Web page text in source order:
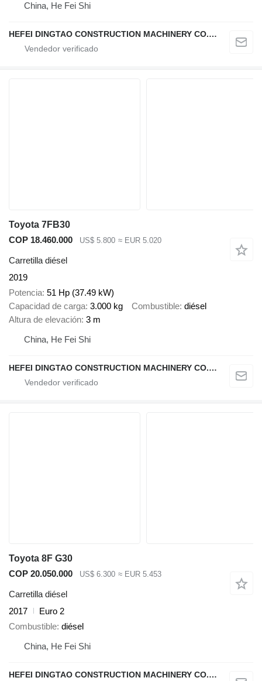
China, He Fei Shi
HEFEI DINGTAO CONSTRUCTION MACHINERY CO., LIMITED
Toyota 7FB30
COP 18.460.000
US$ 5.800 ≈ EUR 5.020
Carretilla diésel
2019
Potencia 51 Hp (37.49 kW)
Capacidad de carga 3.000 kg Combustible diésel
Altura de elevación 3 m
China, He Fei Shi
HEFEI DINGTAO CONSTRUCTION MACHINERY CO., LIMITED
Toyota 8F G30
COP 20.050.000
US$ 6.300 ≈ EUR 5.453
Carretilla diésel
2017
Euro 2
Combustible diésel
China, He Fei Shi
HEFEI DINGTAO CONSTRUCTION MACHINERY CO., LIMITED